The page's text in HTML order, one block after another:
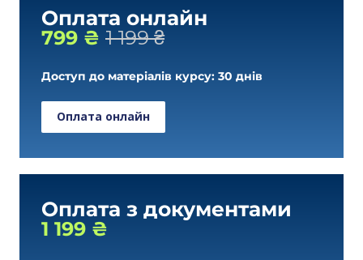
Оплата онлайн
799 ₴ 1 199 ₴
Доступ до матеріалів курсу: 30 днів
Оплата онлайн
Оплата з документами
1 199 ₴